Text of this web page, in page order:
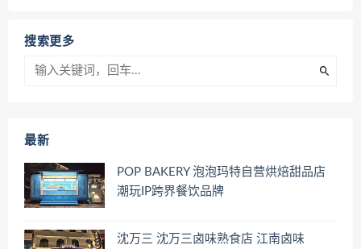
搜索更多
最新
POP BAKERY 泡泡玛特自营烘焙甜品店
潮玩IP跨界餐饮品牌
沈万三 沈万三卤味熟食店 江南卤味